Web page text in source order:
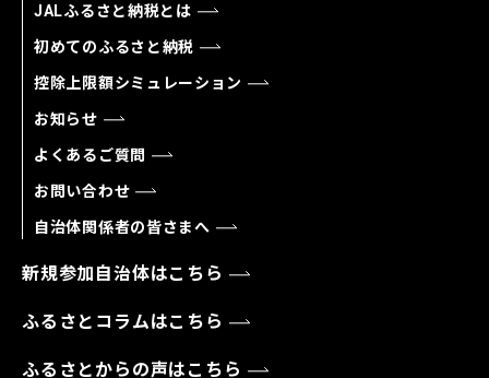
JALふるさと納税とは
初めてのふるさと納税
控除上限額シミュレーション
お知らせ
よくあるご質問
お問い合わせ
自治体関係者の皆さまへ
新規参加自治体はこちら
ふるさとコラムはこちら
ふるさとからの声はこちら